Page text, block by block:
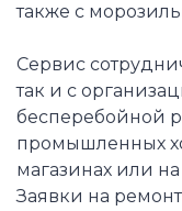
также с
Сервис
так и с
бесперебойной
промышленных
магазинах или
Заявки на